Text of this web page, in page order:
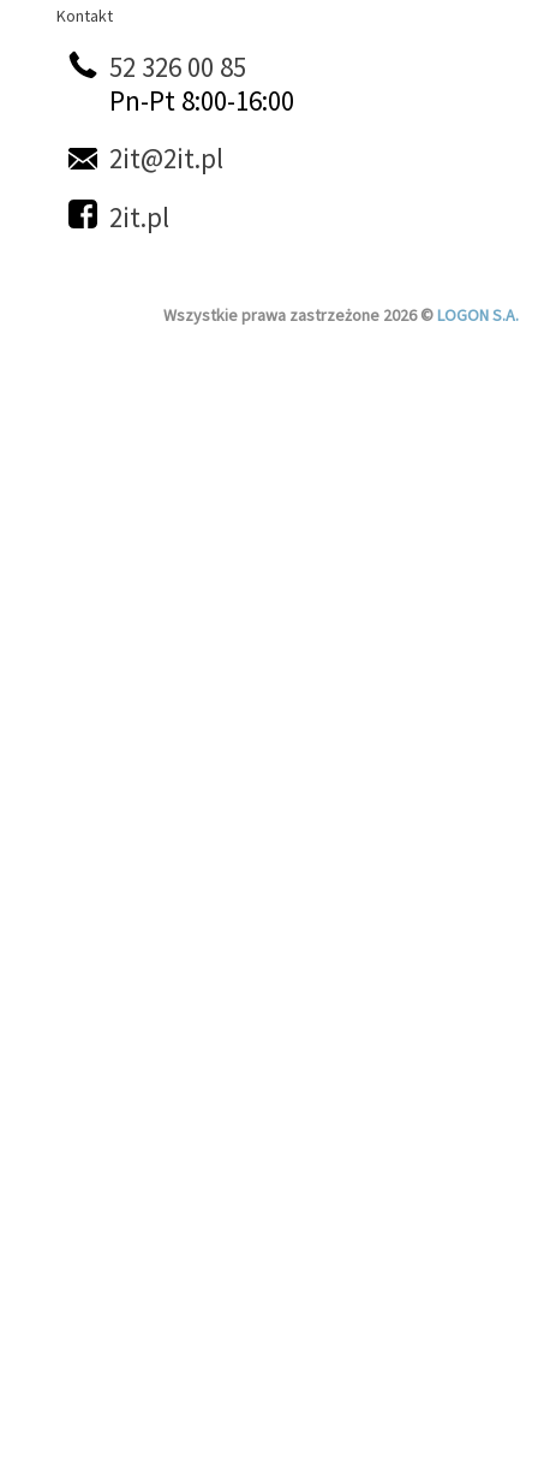
Kontakt
Kontakt
52 326 00 85
Pn-Pt 8:00-16:00
2it@2it.pl
2it.pl
Wszystkie prawa zastrzeżone 2026 ©LOGON S.A.